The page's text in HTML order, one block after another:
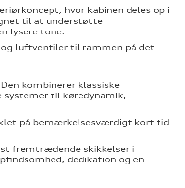
hvor kabinen deles op i
til at understøtte
lysere tone.
luftventiler til rammen på det
kombinerer klassiske
systemer til køredynamik,
på bemærkelsesværdigt kort tid
fremtrædende skikkelser i
dedikation og en